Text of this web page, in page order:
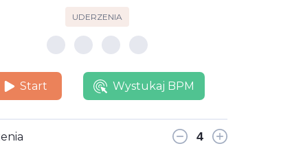
UDERZENIA
Start Wystukaj BPM